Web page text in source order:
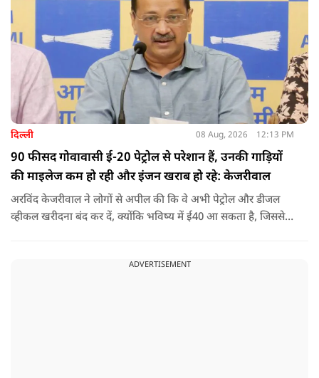
दिल्ली 08 Aug, 2026 12:13 PM
90 फीसद गोवावासी ई-20 पेट्रोल से परेशान हैं, उनकी गाड़ियों
की माइलेज कम हो रही और इंजन खराब हो रहे: केजरीवाल
अरविंद केजरीवाल ने लोगों से अपील की कि वे अभी पेट्रोल और डीजल
व्हीकल खरीदना बंद कर दें, क्योंकि भविष्य में ई40 आ सकता है, जिससे
ADVERTISEMENT